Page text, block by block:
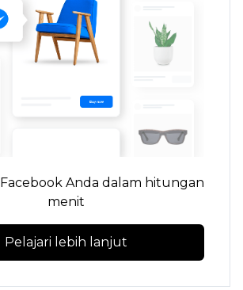
Anda dalam hitungan
menit
Pelajari lebih lanjut